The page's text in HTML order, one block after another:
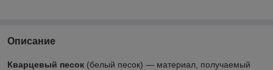
Описание
Кварцевый песок (белый песок) — материал, получаемый